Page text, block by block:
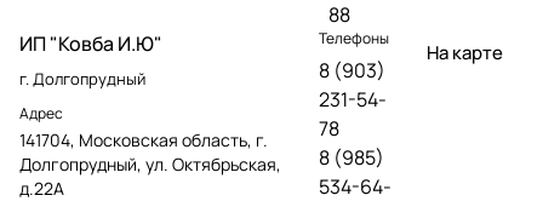
88
ИП "Ковба И.Ю"
г. Долгопрудный
Адрес
141704, Московская область, г.
Долгопрудный, ул. Октябрьская,
д.22А
Телефоны
8 (903)
231-54-
78
8 (985)
534-64-
На карте